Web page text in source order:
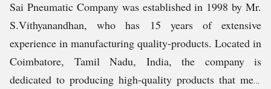
பராமரிப்புடன் நீடித்த சேவை வாழ்க்கையைக்
கொண்டுள்ளது. அனைத்து நடவடிக்கைகளின்
மென்மையான மற்றும் திறமையான செயல்பாட்டை உறுதி
செய்வதற்காக எங்கள் உள்கட்டமைப்பு வசதி வெவ்வேறு
துறைகளாக திறம்பட பிரிக்கப்பட்டுள்ளது.
Sai Pneumatic Company was established in 1998 by Mr.
S.Vithyanandhan, who has 15 years of extensive
experience in manufacturing quality-products. Located in
Coimbatore, Tamil Nadu, India, the company is
dedicated to producing high-quality products that meet